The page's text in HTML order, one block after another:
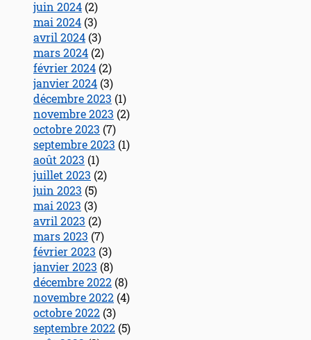
juin 2024 (2)
mai 2024 (3)
avril 2024 (3)
mars 2024 (2)
février 2024 (2)
janvier 2024 (3)
décembre 2023 (1)
novembre 2023 (2)
octobre 2023 (7)
septembre 2023 (1)
août 2023 (1)
juillet 2023 (2)
juin 2023 (5)
mai 2023 (3)
avril 2023 (2)
mars 2023 (7)
février 2023 (3)
janvier 2023 (8)
décembre 2022 (8)
novembre 2022 (4)
octobre 2022 (3)
septembre 2022 (5)